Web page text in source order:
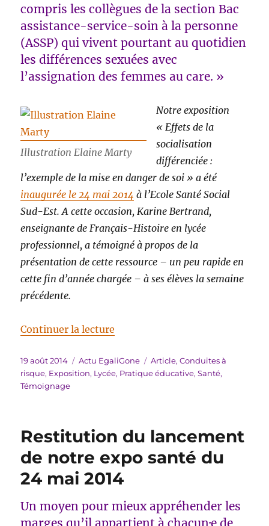
compris les collègues de la section Bac
assistance-service-soin à la personne
(ASSP) qui vivent pourtant au quotidien
les différences sexuées avec
l’assignation des femmes au care. »
Illustration Elaine Marty
Notre exposition
« Effets de la
socialisation
différenciée :
l’exemple de la mise en danger de soi » a été
inaugurée le 24 mai 2014 à l’Ecole Santé Social
Sud-Est. A cette occasion, Karine Bertrand,
enseignante de Français-Histoire en lycée
professionnel, a témoigné à propos de la
présentation de cette ressource – un peu rapide en
cette fin d’année chargée – à ses élèves la semaine
précédente.
Continuer la lecture
Publié
le
19 août 2014 Catégories
Actu EgaliGone Étiquettes
Article,Conduites à
risque, Exposition, Lycée, Pratique éducative,Santé,
Témoignage
Restitution du lancement
de notre expo santé du
24 mai 2014
Un moyen pour mieux appréhender les
marges qu’il appartient à chacun·e de